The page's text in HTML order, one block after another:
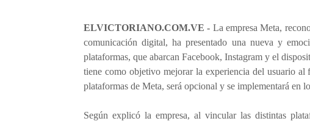
ELVICTORIANO.COM.VE - La empresa Meta,
comunicación digital, ha presentado una nueva y
plataformas, que abarcan Facebook, Instagram y el
tiene como objetivo mejorar la experiencia del usuario
plataformas de Meta, será opcional y se implementará en
Según explicó la empresa, al vincular las distintas